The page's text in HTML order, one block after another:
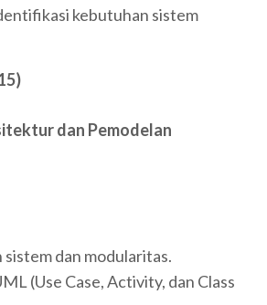
kebutuhan sistem
dan Pemodelan
sistem dan modularitas.
(Use Case, Activity, dan Class